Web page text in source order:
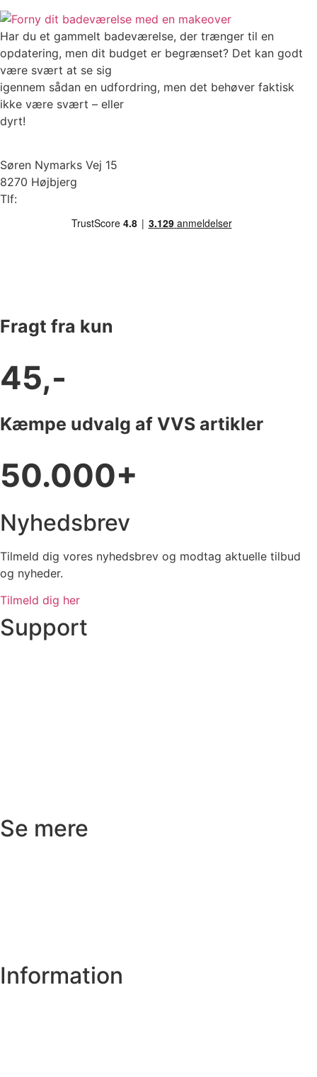
Har du et gammelt badeværelse, der trænger til en
opdatering, men dit budget er begrænset? Det kan godt
være svært at se sig
igennem sådan en udfordring, men det behøver faktisk
ikke være svært – eller
dyrt!
Søren Nymarks Vej 15
8270 Højbjerg
Tlf:
Fragt fra kun
45,-
Kæmpe udvalg af VVS artikler
50.000+
Nyhedsbrev
Tilmeld dig vores nyhedsbrev og modtag aktuelle tilbud
og nyheder.
Tilmeld dig her
Support
Se mere
Information